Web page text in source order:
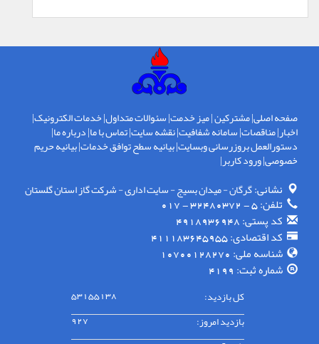
صفحه اصلی|مشترکین|میز خدمت|سئوالات متداول|خدمات الکترونیک|
اخبار|مناقصات|سامانه شفافیت|نقشه سایت|تماس با ما|درباره ما|
دستورالعمل بروزرسانی وبسایت|بیانیه سطح توافق خدمات|بیانیه حریم
خصوصی|ورود کاربر|
نشانی:گرگان - ميدان بسيج - سايت اداری - شركت گاز استان گلستان
تلفن: 5 - 32480372 - 017
کد پستی: 4918936948
کد اقتصادی: 411183645955
شناسه ملی: 10700128270
شماره ثبت: 4199
کل بازدید: 53155138
بازدید امروز: 927